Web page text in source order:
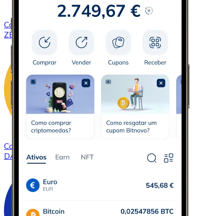
Comprar
ZEC
Comprar
DAI